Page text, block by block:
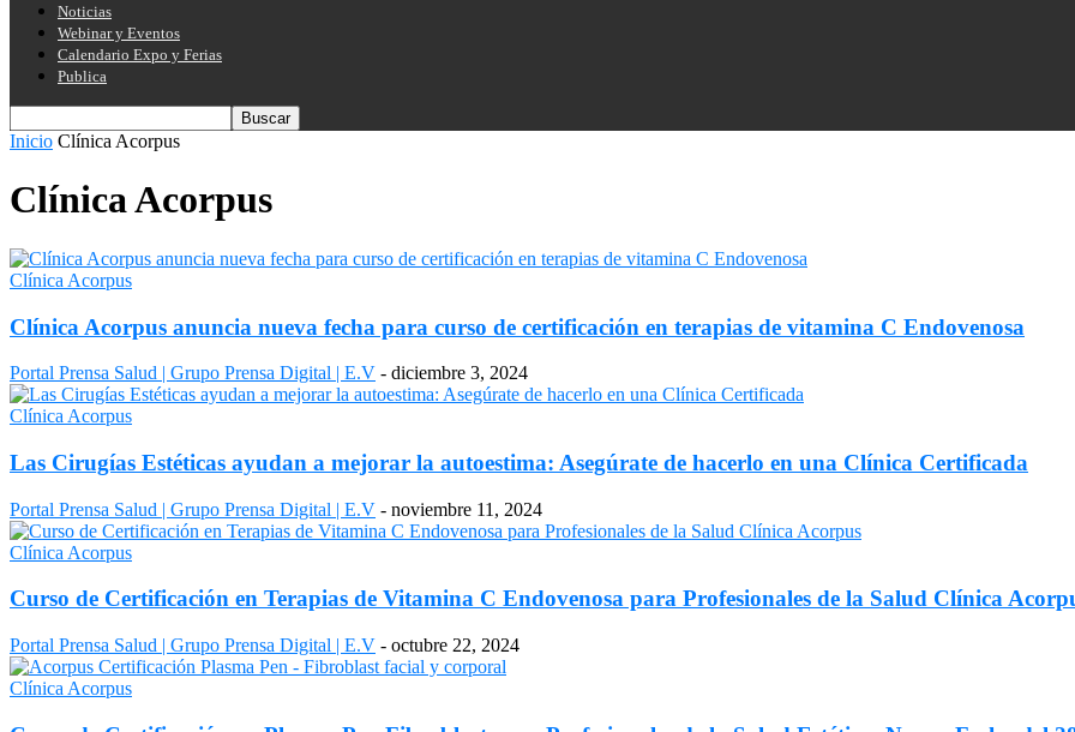
Noticias
Webinar y Eventos
Calendario Expo y Ferias
Publica
Inicio Clínica Acorpus
Clínica Acorpus
Clínica Acorpus
Clínica Acorpus anuncia nueva fecha para curso de certificación en terapias de vitamina C Endovenosa
Portal Prensa Salud | Grupo Prensa Digital | E.V - diciembre 3, 2024
Clínica Acorpus
Las Cirugías Estéticas ayudan a mejorar la autoestima: Asegúrate de hacerlo en una Clínica Certificada
Portal Prensa Salud | Grupo Prensa Digital | E.V - noviembre 11, 2024
Clínica Acorpus
Curso de Certificación en Terapias de Vitamina C Endovenosa para Profesionales de la Salud Clínica
Portal Prensa Salud | Grupo Prensa Digital | E.V - octubre 22, 2024
Clínica Acorpus